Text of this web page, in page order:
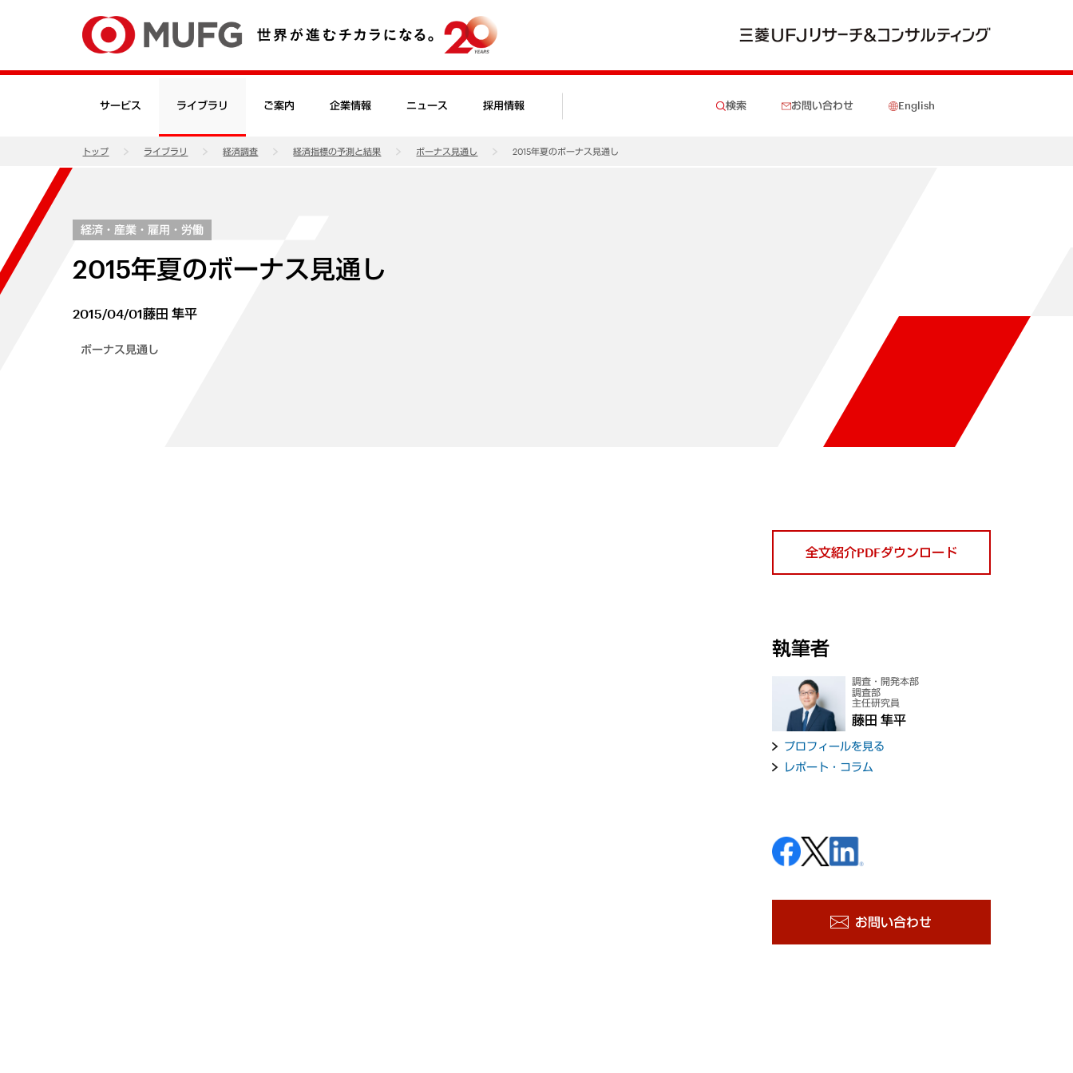
サービス ライブラリ ご案内 企業情報 ニュース 採用情報 検索 お問い合わせ English
トップ ライブラリ 経済調査 経済指標の予測と結果 ボーナス見通し 2015年夏のボーナス見通し
経済・産業・雇用・労働
2015年夏のボーナス見通し
2015/04/01藤田 隼平
ボーナス見通し
全文紹介PDFダウンロード
執筆者
調査・開発本部
調査部
主任研究員
藤田 隼平
プロフィールを見る
レポート・コラム
お問い合わせ